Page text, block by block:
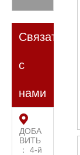
Связаться
с
нами
ДОБА
ВИТЬ
： 4-й